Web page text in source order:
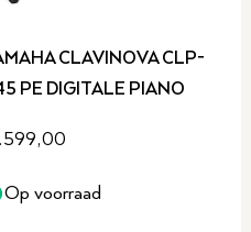
CLAVINOVA CLP-
PE DIGITALE PIANO
Op voorraad